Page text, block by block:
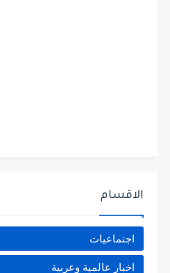
الاقسام
اجتماعيات
اخبار عالمية وعربية